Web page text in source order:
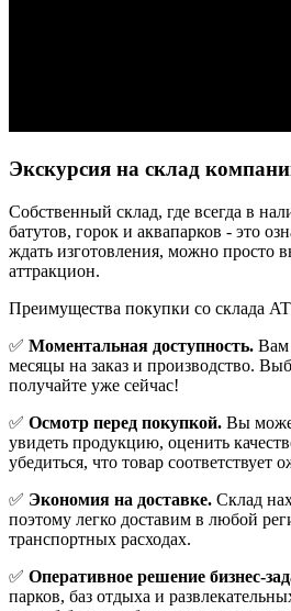
Экскурсия на склад
Cобственный склад, где всегда в
батутов, горок и аквапарков - это
ждать изготовления, можно просто
аттракцион.
Преимущества покупки со склада
✅ Моментальная доступность. Вам
месяцы на заказ и производство.
получайте уже сейчас!
✅ Осмотр перед покупкой. Вы
увидеть продукцию, оценить
убедиться, что товар соответствует
✅ Экономия на доставке. Склад
поэтому легко доставим в любой
транспортных расходах.
✅ Оперативное решение бизнес-
парков, баз отдыха и